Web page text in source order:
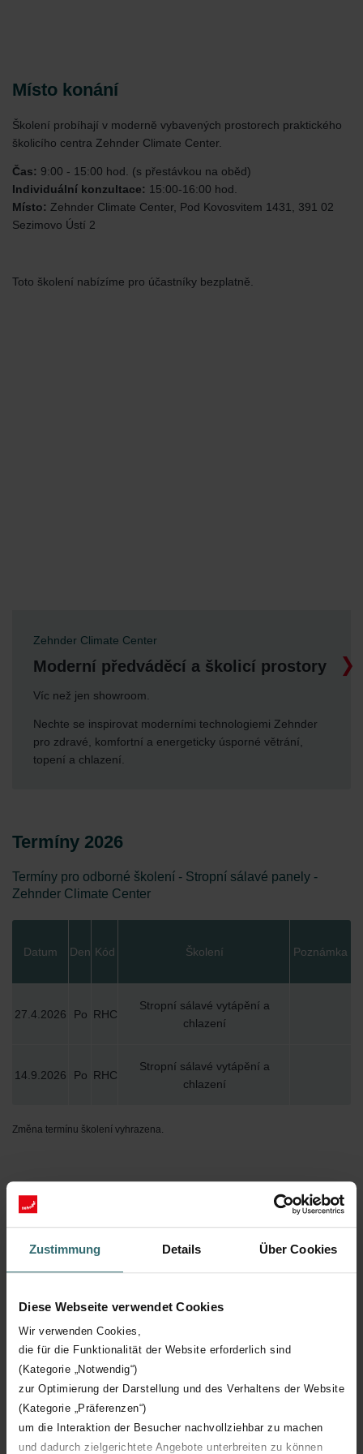
Zustimmung Details Über Cookies
Diese Webseite verwendet Cookies
Wir verwenden Cookies,
die für die Funktionalität der Website erforderlich sind
(Kategorie „Notwendig“)
zur Optimierung der Darstellung und des Verhaltens der Website
(Kategorie „Präferenzen“)
um die Interaktion der Besucher nachvollziehbar zu machen
und dadurch zielgerichtete Angebote unterbreiten zu können
Místo konání
Školení probíhají v moderně vybavených prostorech praktického
školicího centra Zehnder Climate Center.
Čas: 9:00 - 15:00 hod. (s přestávkou na oběd)
Individuální konzultace: 15:00-16:00 hod.
Místo: Zehnder Climate Center, Pod Kovosvitem 1431, 391 02
Sezimovo Ústí 2
Toto školení nabízíme pro účastníky bezplatně.
Zehnder Climate Center
Moderní předváděcí a školicí prostory
Víc než jen showroom.
Nechte se inspirovat moderními technologiemi Zehnder
pro zdravé, komfortní a energeticky úsporné větrání,
topení a chlazení.
Termíny 2026
Termíny pro odborné školení - Stropní sálavé panely -
Zehnder Climate Center
Změna termínu školení vyhrazena.
Datum Den Kód Školení Poznámka
27.4.2026 Po RHC
Stropní sálavé vytápění a
chlazení
14.9.2026 Po RHC
Stropní sálavé vytápění a
chlazení
Zaregistrujte se na školení prostřednictvím formuláře. S dotazy
nebo pro podrobnější informace nás můžete kontaktovat na e-
skoleni@zehnder.cz
Registrační formulář